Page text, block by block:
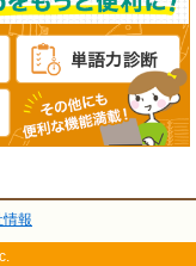
情報